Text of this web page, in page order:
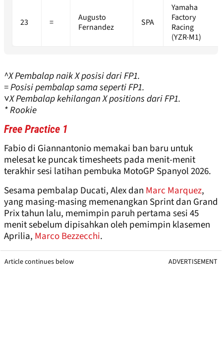
23 =
Augusto
Fernandez
SPA
Yamaha
Factory
Racing
(YZR-M1)
^X Pembalap naik X posisi dari FP1.
= Posisi pembalap sama seperti FP1.
˅X Pembalap kehilangan X positions dari FP1.
* Rookie
Free Practice 1
Fabio di Giannantonio memakai ban baru untuk
melesat ke puncak timesheets pada menit-menit
terakhir sesi latihan pembuka MotoGP Spanyol 2026.
Sesama pembalap Ducati, Alex dan Marc Marquez,
yang masing-masing memenangkan Sprint dan Grand
Prix tahun lalu, memimpin paruh pertama sesi 45
menit sebelum dipisahkan oleh pemimpin klasemen
Aprilia, Marco Bezzecchi.
Article continues below ADVERTISEMENT